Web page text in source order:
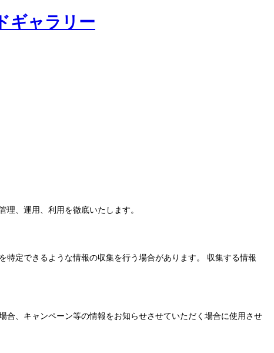
、運用、利用を徹底いたします。
定できるような情報の収集を行う場合があります。 収集する情報
、キャンペーン等の情報をお知らせさせていただく場合に使用させ